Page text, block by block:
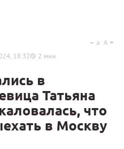
18:32 2 мин.
a A
в
Татьяна
что
в Москву